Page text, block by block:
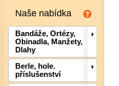
Naše nabídka
Bandáže, Ortézy,
Obinadla, Manžety,
Dlahy
Berle, hole.
příslušenství